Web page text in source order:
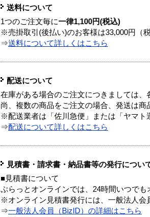
送料について
1つのご注文毎に一律1,100円(税込)
※売掛取引(後払い)のお客様は33,000円（
⇒送料について詳しくはこちら
配送について
在庫がある場合のご注文につきましては、
尚、複数の商品をご注文の場合、発送は商
※配送業者は「佐川急便」または「ヤマト
⇒配送について詳しくはこちら
見積書・請求書・納品書等の発行につい
■見積書について
ぷらっとオンラインでは、24時間いつでも
※オンライン見積書発行には、一般法人会
⇒一般法人会員（BizID）の詳細はこちら